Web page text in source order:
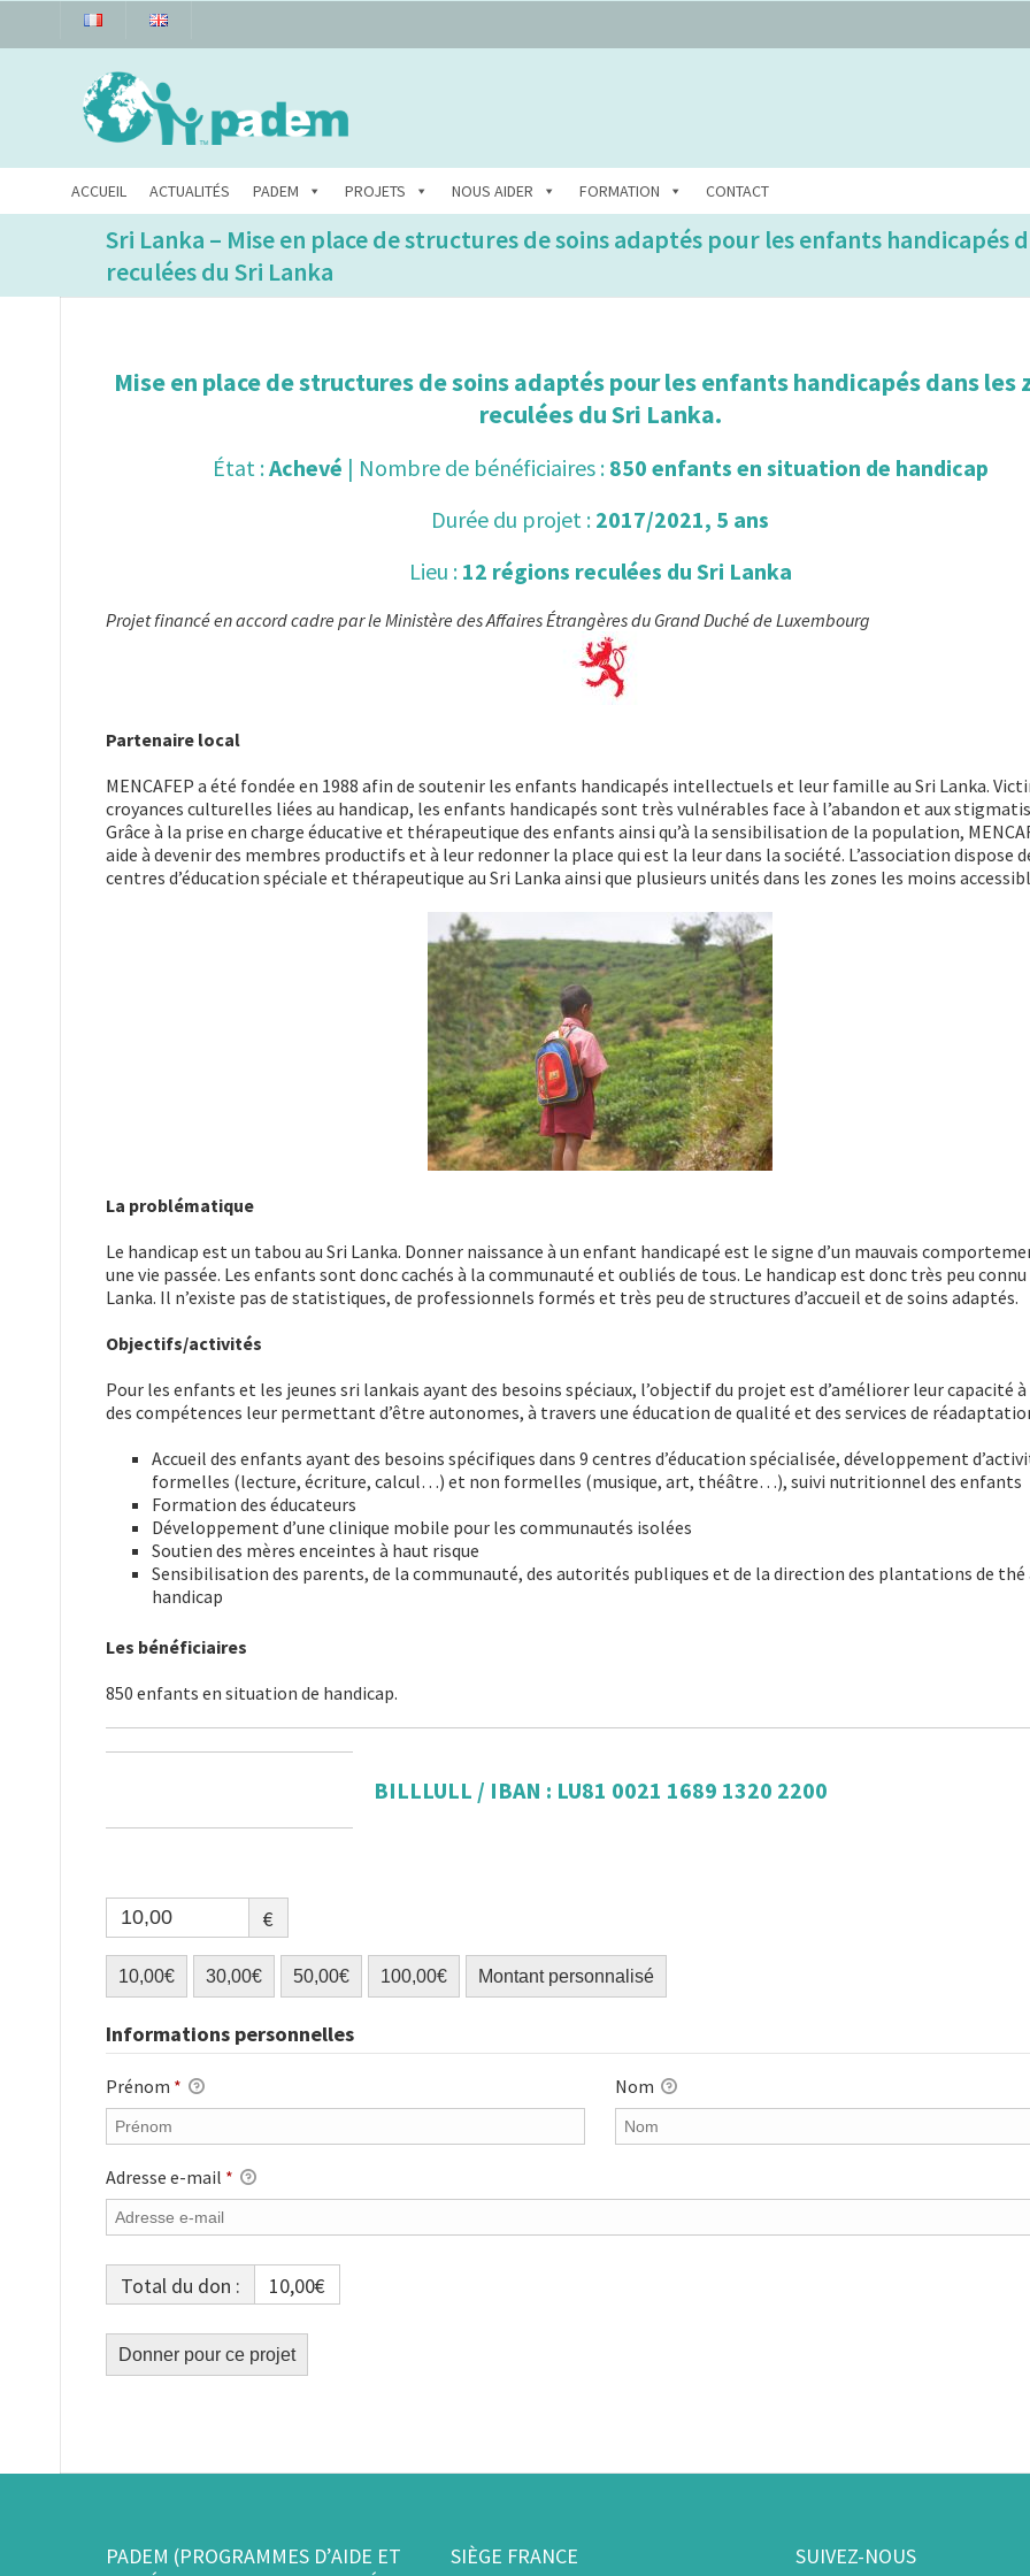
ACCUEIL ACTUALITÉS PADEM PROJETS NOUS AIDER FORMATION CONTACT
Sri Lanka – Mise en place de structures de soins adaptés pour les enfants handicapés
reculées du Sri Lanka
Mise en place de structures de soins adaptés pour les enfants handicapés dans les
reculées du Sri Lanka.
État :Achevé | Nombre de bénéficiaires : 850 enfants en situation de handicap
Durée du projet : 2017/2021, 5 ans
Lieu : 12 régions reculées du Sri Lanka
Projet financé en accord cadre par le Ministère des Affaires Étrangères du Grand Duché de Luxembourg
Partenaire local
MENCAFEP a été fondée en 1988 afin de soutenir les enfants handicapés intellectuels et leur famille au Sri Lanka.
croyances culturelles liées au handicap, les enfants handicapés sont très vulnérables face à l’abandon et aux
Grâce à la prise en charge éducative et thérapeutique des enfants ainsi qu’à la sensibilisation de la population,
aide à devenir des membres productifs et à leur redonner la place qui est la leur dans la société. L’association dispose
centres d’éducation spéciale et thérapeutique au Sri Lanka ainsi que plusieurs unités dans les zones les moins
La problématique
Le handicap est un tabou au Sri Lanka. Donner naissance à un enfant handicapé est le signe d’un mauvais
une vie passée. Les enfants sont donc cachés à la communauté et oubliés de tous. Le handicap est donc très peu connu
Lanka. Il n’existe pas de statistiques, de professionnels formés et très peu de structures d’accueil et de soins adaptés.
Objectifs/activités
Pour les enfants et les jeunes sri lankais ayant des besoins spéciaux, l’objectif du projet est d’améliorer leur capacité
des compétences leur permettant d’être autonomes, à travers une éducation de qualité et des services de
Accueil des enfants ayant des besoins spécifiques dans 9 centres d’éducation spécialisée, développement
formelles (lecture, écriture, calcul…) et non formelles (musique, art, théâtre…), suivi nutritionnel des enfants
Formation des éducateurs
Développement d’une clinique mobile pour les communautés isolées
Soutien des mères enceintes à haut risque
Sensibilisation des parents, de la communauté, des autorités publiques et de la direction des plantations de thé
handicap
Les bénéficiaires
850 enfants en situation de handicap.
BILLLULL / IBAN : LU81 0021 1689 1320 2200
€
10,00€ 30,00€ 50,00€ 100,00€ Montant personnalisé
Informations personnelles
Prénom * Nom
Adresse e-mail *
Total du don : 10,00€
PADEM (PROGRAMMES D’AIDE ET
SIÈGE FRANCE SUIVEZ-NOUS